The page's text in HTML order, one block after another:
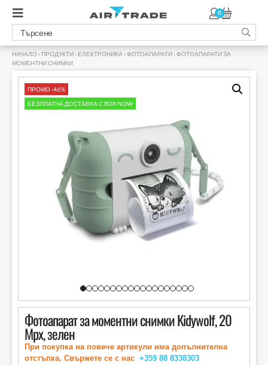
0
НАЧАЛО › ПРОДУКТИ › ЕЛЕКТРОНИКА ›ФОТОАПАРАТИ ›ФОТОАПАРАТИ ЗА
МОМЕНТНИ СНИМКИ
ПРОМО -46%
БЕЗПЛАТНА ДОСТАВКА С BOX NOW
Фотоапарат за моментни снимки Kidywolf, 20
Mpx, зелен
При покупка на повече артикули има допълнителна
отстъпка. Свържете се с нас +359 88 8338303